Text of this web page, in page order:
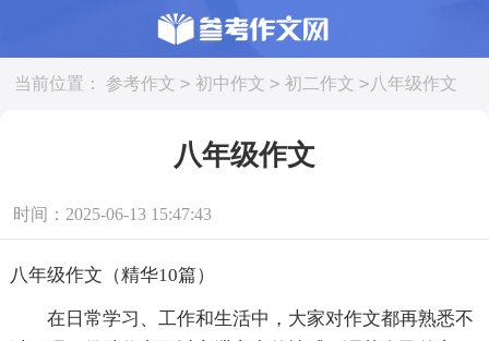
当前位置： 参考作文 > 初中作文 > 初二作文 > 八年级作文
八年级作文
时间：2025-06-13 15:47:43
八年级作文（精华10篇）
在日常学习、工作和生活中，大家对作文都再熟悉不